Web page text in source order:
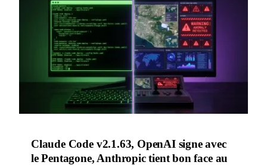
Claude Code v2.1.63, OpenAI signe avec
le Pentagone, Anthropic tient bon face au